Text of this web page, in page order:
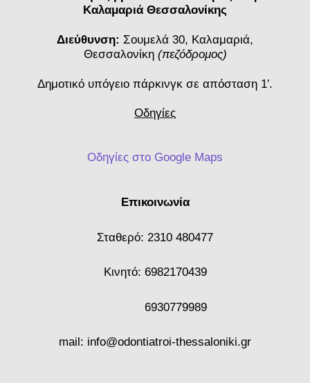
Καλαμαριά Θεσσαλονίκης
Διεύθυνση: Σουμελά 30, Καλαμαριά,
Θεσσαλονίκη (πεζόδρομος)
Δημοτικό υπόγειο πάρκινγκ σε απόσταση 1′.
Οδηγίες
Οδηγίες στο Google Maps
Επικοινωνία
Σταθερό: 2310 480477
Κινητό: 6982170439
6930779989
mail: info@odontiatroi-thessaloniki.gr